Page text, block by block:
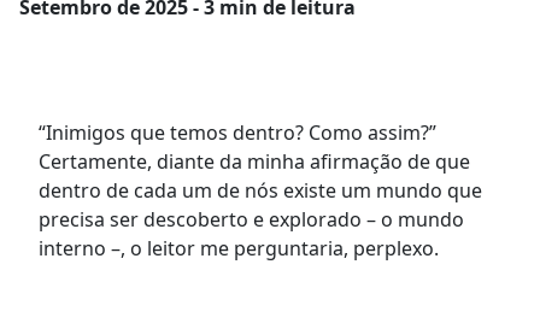
Setembrode 2025 - 3 min de leitura
“Inimigos que temos dentro? Como assim?”
Certamente, diante da minha afirmação de que
dentro de cada um de nós existe um mundo que
precisa ser descoberto e explorado – o mundo
interno –, o leitor me perguntaria, perplexo.